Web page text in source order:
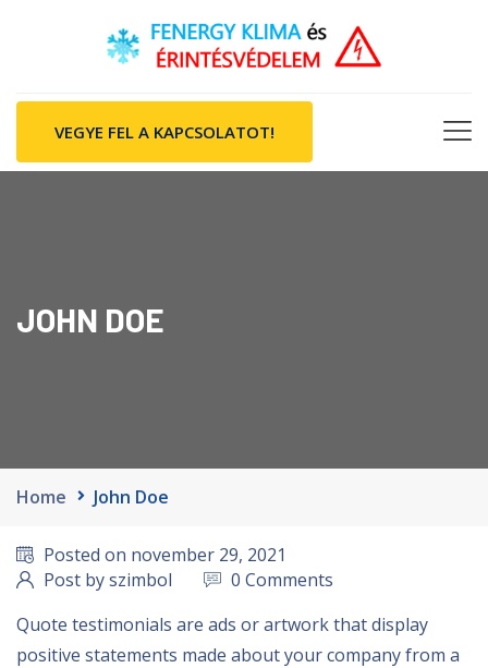
VEGYE FEL A KAPCSOLATOT!
JOHN DOE
Home John Doe
Posted on november 29, 2021
Post by szimbol
0 Comments
Quote testimonials are ads or artwork that display
positive statements made about your company from a